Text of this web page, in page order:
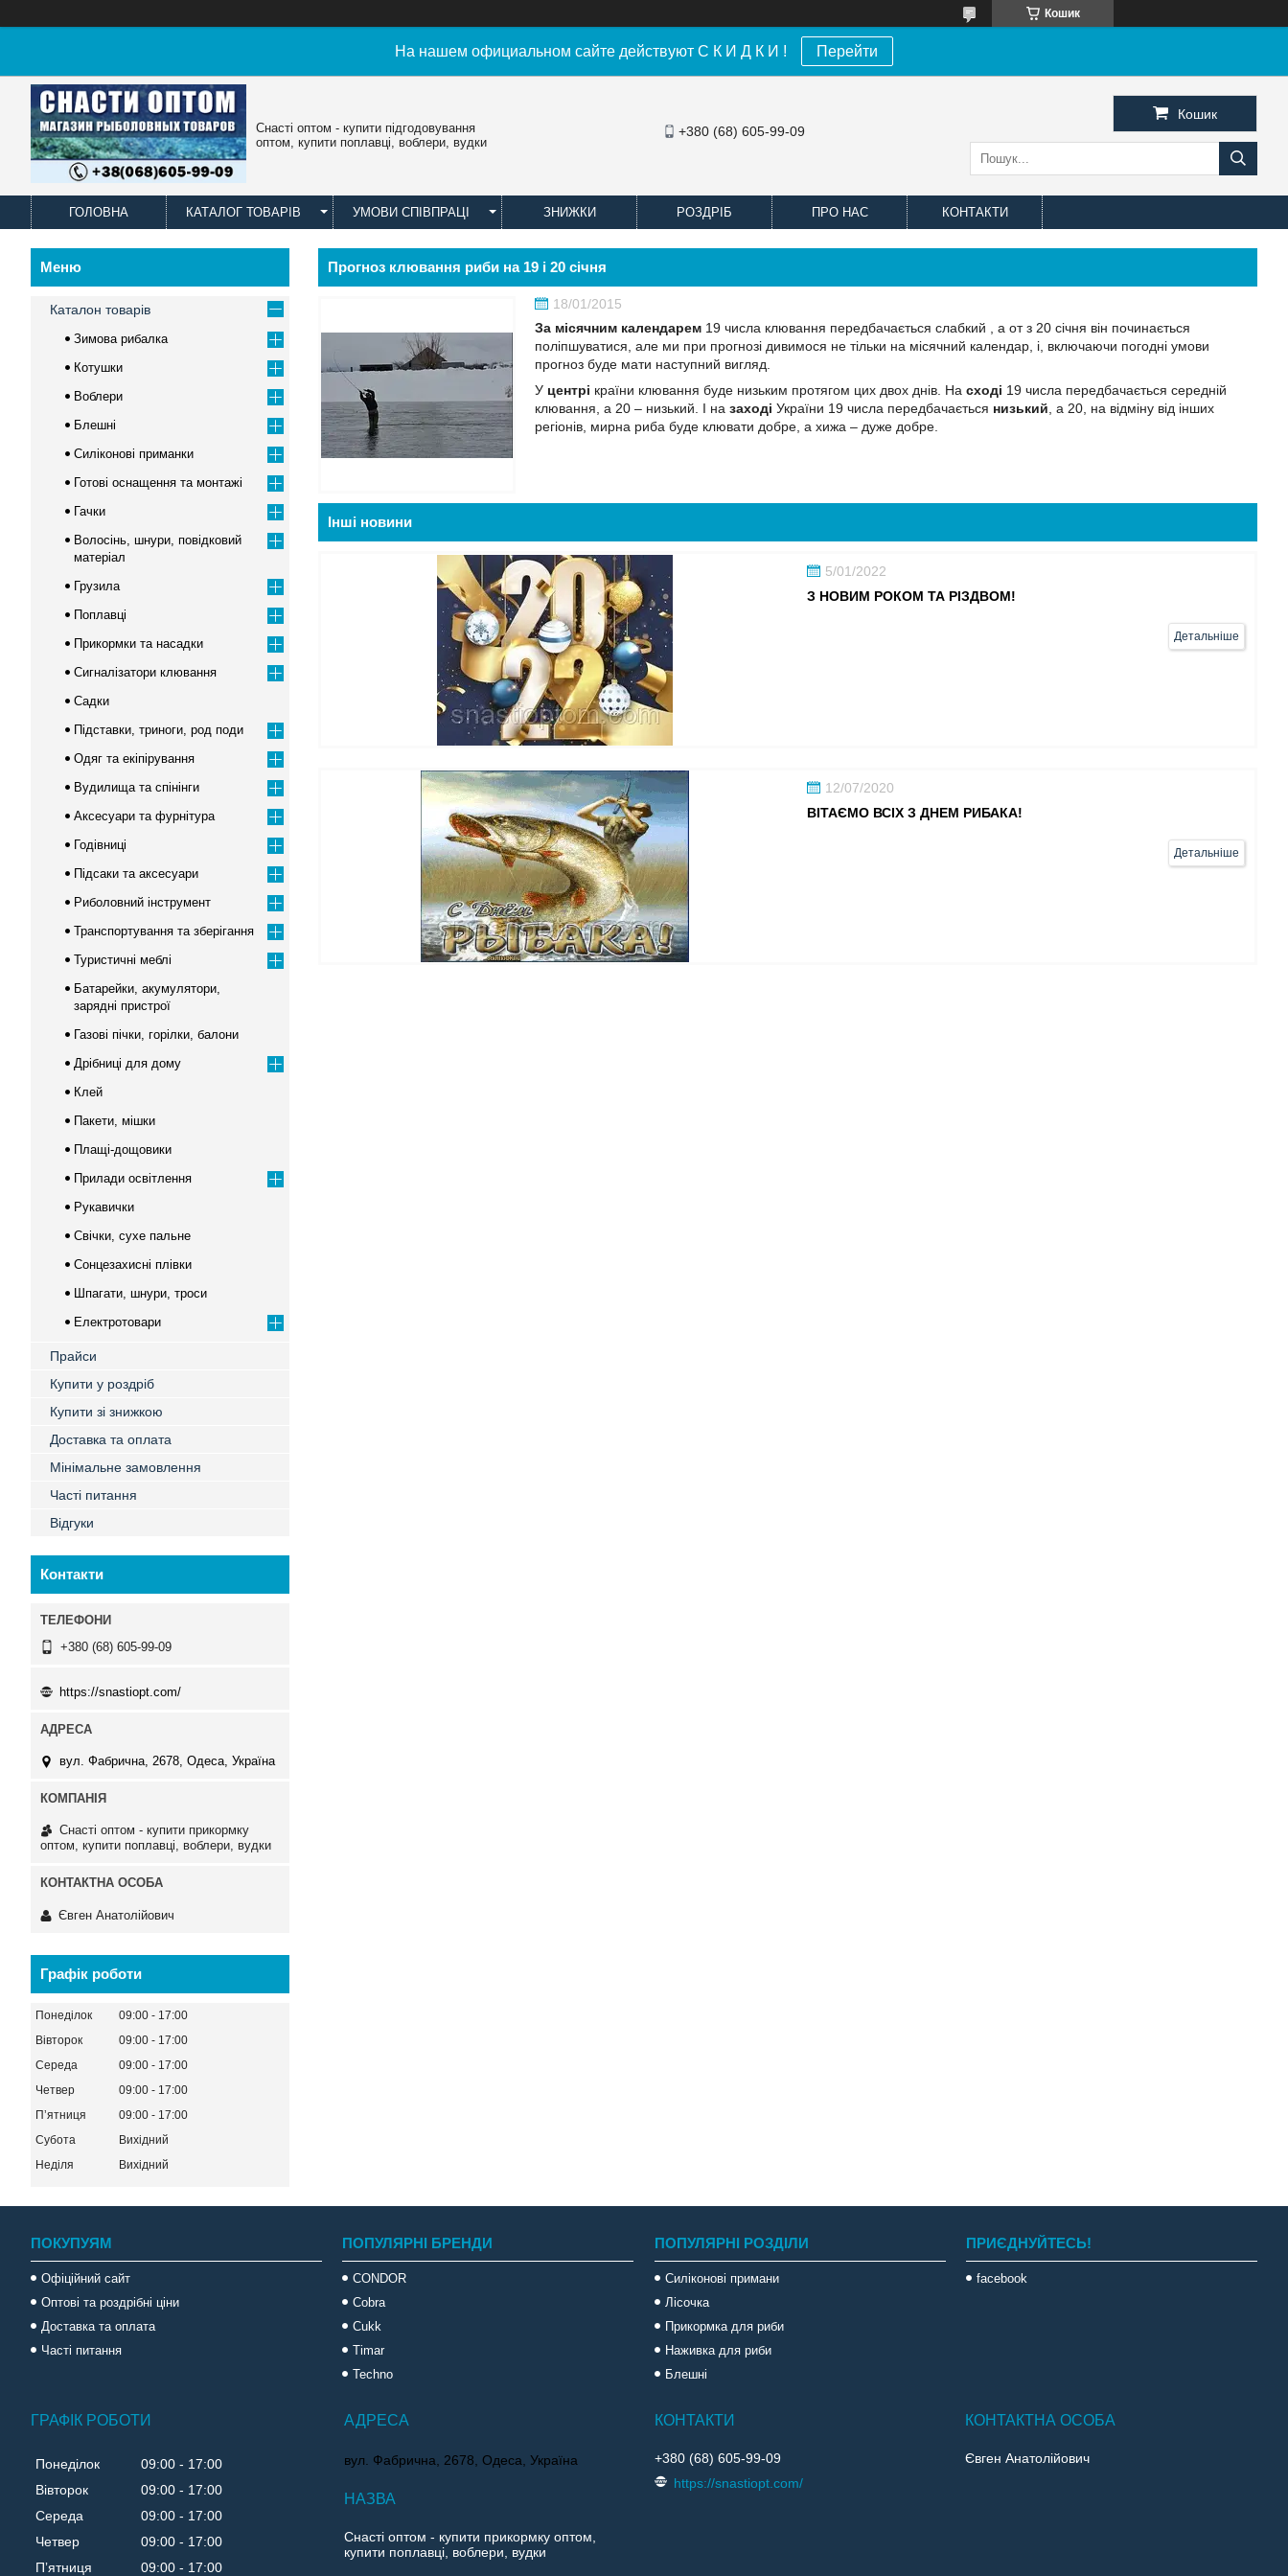
Кошик
На нашем официальном сайте действуют С К И Д К И ! Перейти
Снасті оптом - купити підгодовування
оптом, купити поплавці, воблери, вудки
+380 (68) 605-99-09
Кошик
ГОЛОВНА КАТАЛОГ ТОВАРІВ УМОВИ СПІВПРАЦІ ЗНИЖКИ РОЗДРІБ ПРО НАС КОНТАКТИ
Прогноз клювання риби на 19 і 20 січня
18/01/2015
За місячним календарем 19 числа клювання передбачається слабкий , а от з 20 січня він починається
поліпшуватися, але ми при прогнозі дивимося не тільки на місячний календар, і, включаючи погодні умови
прогноз буде мати наступний вигляд.
У центрі країни клювання буде низьким протягом цих двох днів. На сході 19 числа передбачається середній
клювання, а 20 – низький. І на заході України 19 числа передбачається низький , а 20, на відміну від інших
регіонів, мирна риба буде клювати добре, а хижа – дуже добре.
Інші новини
5/01/2022
З НОВИМ РОКОМ ТА РІЗДВОМ!
Детальніше
12/07/2020
ВІТАЄМО ВСІХ З ДНЕМ РИБАКА!
Детальніше
Каталон товарів
Зимова рибалка
Котушки
Воблери
Блешні
Силіконові приманки
Готові оснащення та монтажі
Гачки
Волосінь, шнури, повідковий
матеріал
Грузила
Поплавці
Прикормки та насадки
Сигналізатори клювання
Садки
Підставки, триноги, род поди
Одяг та екіпірування
Вудилища та спінінги
Аксесуари та фурнітура
Годівниці
Підсаки та аксесуари
Риболовний інструмент
Транспортування та зберігання
Туристичні меблі
Батарейки, акумулятори,
зарядні пристрої
Газові пічки, горілки, балони
Дрібниці для дому
Клей
Пакети, мішки
Плащі-дощовики
Прилади освітлення
Рукавички
Свічки, сухе пальне
Сонцезахисні плівки
Шпагати, шнури, троси
Електротовари
Прайси
Купити у роздріб
Купити зі знижкою
Доставка та оплата
Мінімальне замовлення
Часті питання
Відгуки
Контакти
+380 (68) 605-99-09
https://snastiopt.com/
вул. Фабрична, 2678, Одеса, Україна
Снасті оптом - купити прикормку
оптом, купити поплавці, воблери, вудки
Євген Анатолійович
Графік роботи
Понеділок 09:00
17:00
Вівторок
09:00
17:00
Середа
09:00
17:00
Четвер
09:00
17:00
Пʼятниця
09:00
17:00
Субота
Вихідний
Неділя
Вихідний
ПОКУПУЯМ
Офіційний сайт
Оптові та роздрібні ціни
Доставка та оплата
Часті питання
ПОПУЛЯРНІ БРЕНДИ
CONDOR
Cobra
Cukk
Timar
Techno
ПОПУЛЯРНІ РОЗДІЛИ
Силіконові примани
Лісочка
Прикормка для риби
Наживка для риби
Блешні
ПРИЄДНУЙТЕСЬ!
facebook
ГРАФІК РОБОТИ
Понеділок 09:00
17:00
Вівторок
09:00
17:00
Середа
09:00
17:00
Четвер
09:00
17:00
Пʼятниця
09:00 17:00
вул. Фабрична, 2678, Одеса, Україна
Снасті оптом - купити прикормку оптом,
купити поплавці, воблери, вудки
+380 (68) 605-99-09
https://snastiopt.com/
Євген Анатолійович